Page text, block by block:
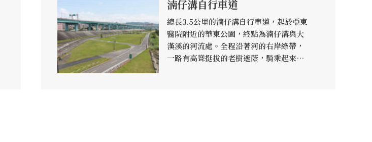
湳仔溝自行車道
總長3.5公里的湳仔溝自行車道，起於亞東
醫院附近的華東公園，終點為湳仔溝與大
漢溪的河流處。全程沿著河的右岸綠帶，
一路有高聳挺拔的老樹遮蔭，騎乘起來倒